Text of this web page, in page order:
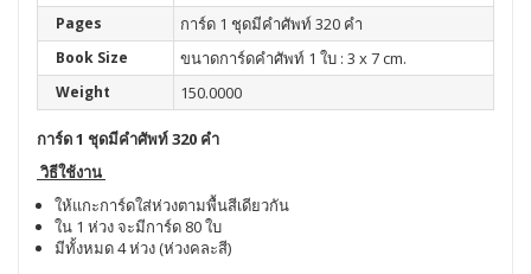
Pages การ์ด 1 ชุดมีคำศัพท์ 320 คำ
Book Size ขนาดการ์ดคำศัพท์ 1 ใบ : 3 x 7 cm.
Weight 150.0000
การ์ด 1 ชุดมีคำศัพท์ 320 คำ
วิธีใช้งาน
ให้แกะการ์ดใส่ห่วงตามพื้นสีเดียวกัน
ใน 1 ห่วง จะมีการ์ด 80 ใบ
มีทั้งหมด 4 ห่วง (ห่วงคละสี)